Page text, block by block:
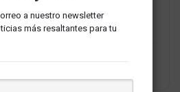
participación en su cuenta de marca
nuevo programa de participación...
a nuestro newsletter
más resaltantes para tu